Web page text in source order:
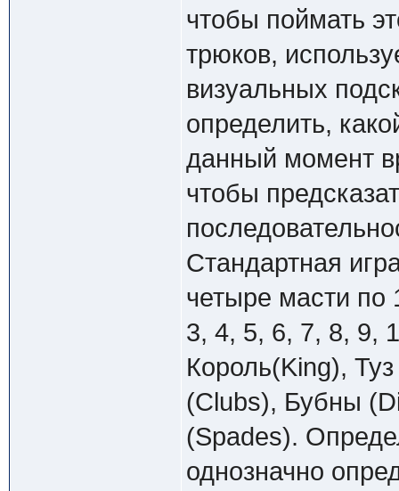
чтобы поймать
трюков,
визуальных
определить,
данный момент
чтобы
Стандартная
четыре масти по
3, 4, 5, 6, 7, 8, 9,
Король(King),
(Clubs), Бубны
(Spades).
однозначно